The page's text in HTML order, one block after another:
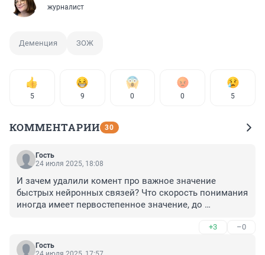
журналист
Деменция ЗОЖ
5 9 0 0 5
КОММЕНТАРИИ 30
Гость
24 июля 2025, 18:08
И зачем удалили комент про важное значение
быстрых нейронных связей? Что скорость понимания
иногда имеет первостепенное значение, до
самодиагностики обычной математической логики
игрой против компа (удобнее в смартфоне)- "шашки
на время", 3-5 партий всего за 5 минут, каждый день. В
+3 –0
Гость